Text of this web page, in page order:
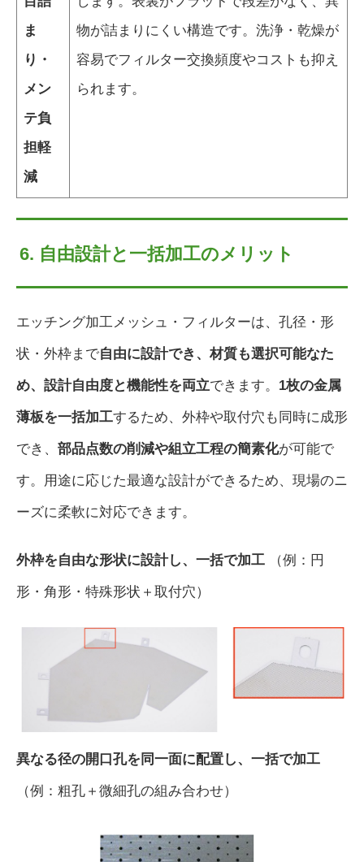
ま
り・
メン
テ負
担軽
減
物が詰まりにくい構造です。洗浄・乾燥が
容易でフィルター交換頻度やコストも抑え
られます。
6. 自由設計と一括加工のメリット
エッチング加工メッシュ・フィルターは、孔径・形
状・外枠まで自由に設計でき、材質も選択可能なた
め、設計自由度と機能性を両立できます。 1枚の金属
薄板を一括加工するため、外枠や取付穴も同時に成形
でき、 部品点数の削減や組立工程の簡素化が可能で
す。用途に応じた最適な設計ができるため、現場のニ
ーズに柔軟に対応できます。
外枠を自由な形状に設計し、一括で加工 （例：円
形・角形・特殊形状＋取付穴）
異なる径の開口孔を同一面に配置し、一括で加工
（例：粗孔＋微細孔の組み合わせ）